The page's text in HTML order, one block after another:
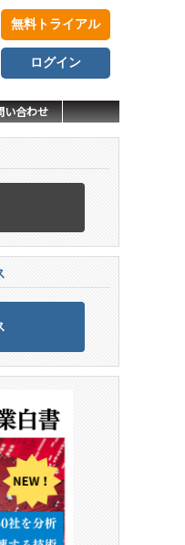
無料トライアル
ログイン
い合わせ